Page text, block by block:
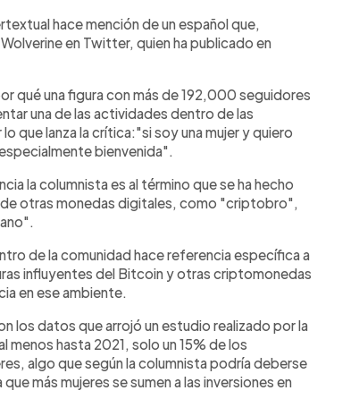
hace mención de un español que,
en Twitter, quien ha publicado en
qué una figura con más de 192,000 seguidores
una de las actividades dentro de las
que lanza la crítica:"si soy una mujer y quiero
bienvenida".
la columnista es al término que se ha hecho
otras monedas digitales, como "criptobro",
de la comunidad hace referencia específica a
influyentes del Bitcoin y otras criptomonedas
en ese ambiente.
los datos que arrojó un estudio realizado por la
hasta 2021, solo un 15% de los
algo que según la columnista podría deberse
más mujeres se sumen a las inversiones en